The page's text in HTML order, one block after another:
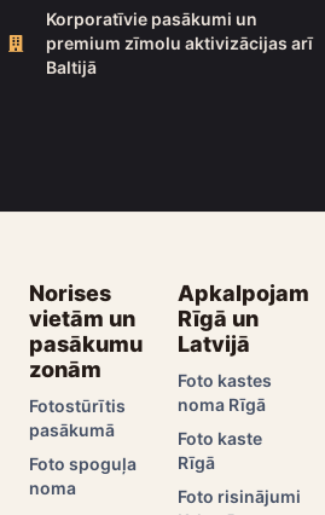
Korporatīvie pasākumi un
premium zīmolu aktivizācijas arī
Baltijā
Norises
vietām un
pasākumu
zonām
Fotostūrītis
pasākumā
Foto spoguļa
noma
Apkalpojam
Rīgā un
Latvijā
Foto kastes
noma Rīgā
Foto kaste
Rīgā
Foto risinājumi